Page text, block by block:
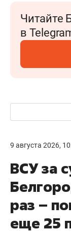
Читайте
в
9 августа 2026,
ВСУ за
раз –
еще 25